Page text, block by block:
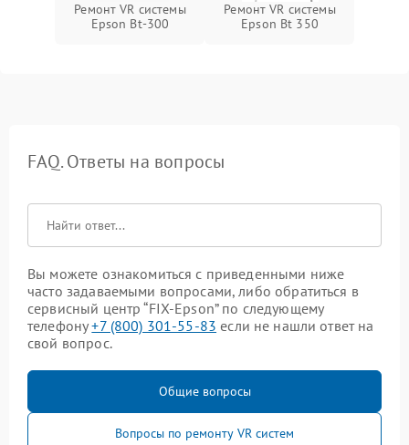
Ремонт VR системы
Epson Bt-300
Ремонт VR системы
Epson Bt 350
FAQ. Ответы на вопросы
Вы можете ознакомиться с приведенными ниже
часто задаваемыми вопросами, либо обратиться в
сервисный центр “FIX-Epson” по следующему
телефону+7 (800) 301-55-83 если не нашли ответ на
свой вопрос.
Общие вопросы
Вопросы по ремонту VR систем